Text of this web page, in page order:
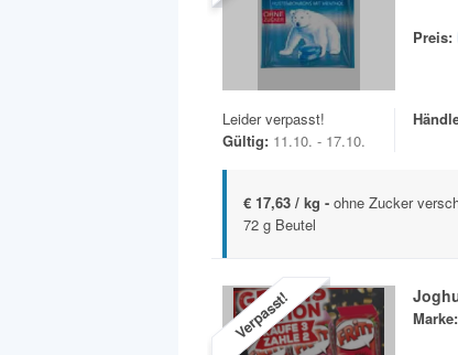
Preis:
Leider verpasst!
Gültig: 11.10. - 17.10.
€ 17,63 / kg - ohne Zucker
72 g Beutel
Verpasst! Marke: